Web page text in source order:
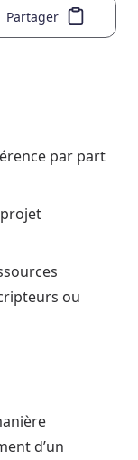
Partager
par part
ou
d’un